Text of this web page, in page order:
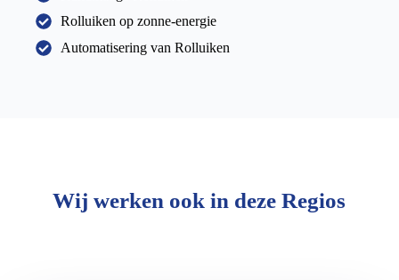
Rolluiken op zonne-energie
Automatisering van Rolluiken
Wij werken ook in deze Regios